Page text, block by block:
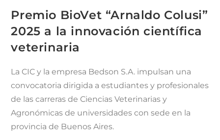
Premio BioVet “Arnaldo Colusi”
2025 a la innovación científica
veterinaria
La CIC y la empresa Bedson S.A. impulsan una
convocatoria dirigida a estudiantes y profesionales
de las carreras de Ciencias Veterinarias y
Agronómicas de universidades con sede en la
provincia de Buenos Aires.